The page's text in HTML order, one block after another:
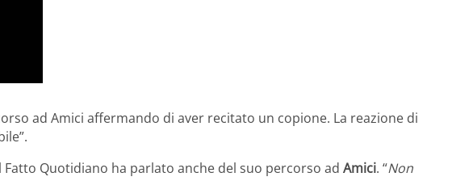
ad Amici affermando di aver recitato un copione. La reazione di
Fatto Quotidiano ha parlato anche del suo percorso ad Amici. “Non